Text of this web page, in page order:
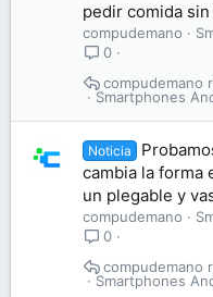
pedir comida
compudemano
0
Smartphones
compudemano
Noticia
cambia la forma
un plegable y
compudemano
0
Smartphones
compudemano